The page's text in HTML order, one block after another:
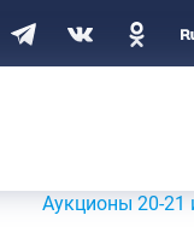
20-21 июля